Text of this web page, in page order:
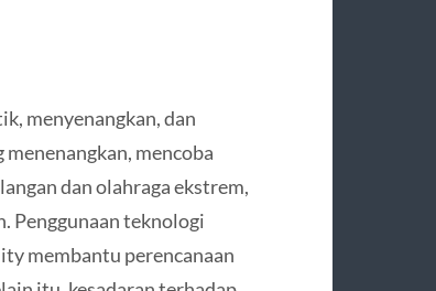
menyenangkan, dan
mencoba
dan olahraga ekstrem,
Penggunaan teknologi
membantu perencanaan